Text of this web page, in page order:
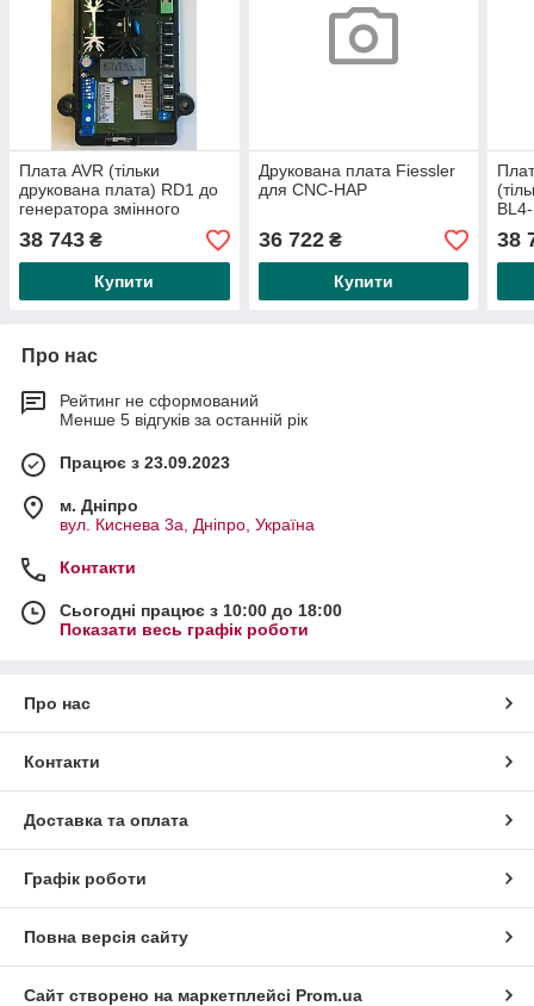
Плата AVR (тільки
друкована плата) RD1 до
генератора змінного
струму ET-R/FT-R
(трифазне вимірювання)
38 743 ₴
Купити
Друкована плата Fiessler
для CNC-HAP
36 722₴
Купити
38
Про нас
Рейтинг не сформований
Менше 5 відгуків за останній рік
Працює з 23.09.2023
м. Дніпро
вул. Киснева 3а, Дніпро, Україна
Контакти
Сьогодні працює з 10:00 до 18:00
Показати весь графік роботи
Про нас
Контакти
Доставка та оплата
Графік роботи
Повна версія сайту
Сайт створено на маркетплейсі Prom.ua